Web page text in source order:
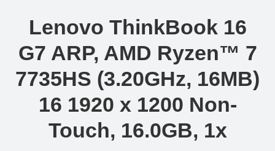
Lenovo ThinkBook 16
G7 ARP, AMD Ryzen™ 7
7735HS (3.20GHz, 16MB)
16 1920 x 1200 Non-
Touch, 16.0GB, 1x